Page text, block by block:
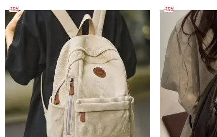
-15% -15%